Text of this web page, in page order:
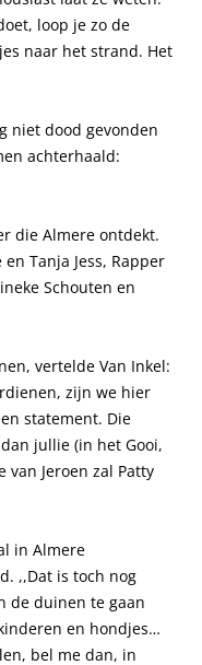
loop je zo de
naar het strand. Het
niet dood gevonden
achterhaald:
die Almere ontdekt.
Tanja Jess, Rapper
Schouten en
vertelde Van Inkel:
zijn we hier
statement. Die
jullie (in het Gooi,
van Jeroen zal Patty
in Almere
,,Dat is toch nog
de duinen te gaan
en hondjes…
bel me dan, in